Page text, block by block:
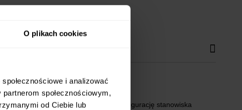
O plikach cookies
i analizować
społecznościowym,
od Ciebie lub
bardziej ergonomiczną i wygodną konfigurację stanowiska